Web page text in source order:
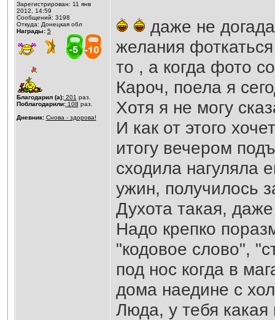
Зарегистрирован: 11 янв
2012, 14:59
Сообщений: 3198
Откуда: Донецкая обл
Награды: 5
Благодарил (а):201 раз.
Поблагодарили:108 раз.
Дневник: Снова - здорова!
даже не
желания
то , а когда фото
Кароч, поела я
Хотя я не могу
И как от этого
итогу вечером
сходила нагуляла
ужин, получилось
Духота такая,
Надо крепко
"кодовое слово",
под нос когда в
дома наедине с
Люда, у тебя какая